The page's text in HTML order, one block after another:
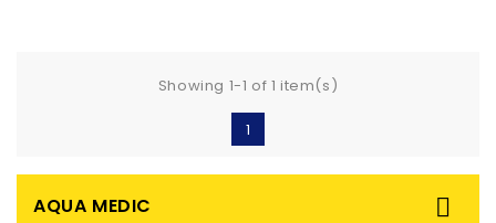
Showing 1-1 of 1 item(s)
1
AQUA MEDIC 